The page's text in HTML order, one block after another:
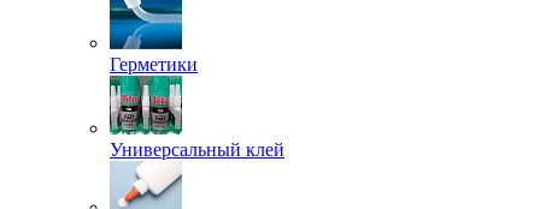
Герметики
Универсальный клей